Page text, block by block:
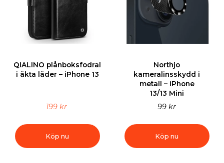
QIALINO plånboksfodral
i äkta läder – iPhone 13
199 kr
Köp nu
Northjo
kameralinsskydd i
metall – iPhone
13/13 Mini
99 kr
Köp nu